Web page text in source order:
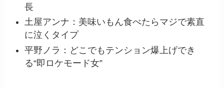
長
土屋アンナ：美味いもん食べたらマジで素直
に泣くタイプ
平野ノラ：どこでもテンション爆上げでき
る“即ロケモード女”